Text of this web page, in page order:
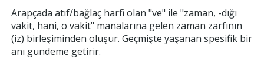
Arapçada atıf/bağlaç harfi olan "ve" ile "zaman, -dığı
vakit, hani, o vakit" manalarına gelen zaman zarfının
(iz) birleşiminden oluşur. Geçmişte yaşanan spesifik bir
anı gündeme getirir.